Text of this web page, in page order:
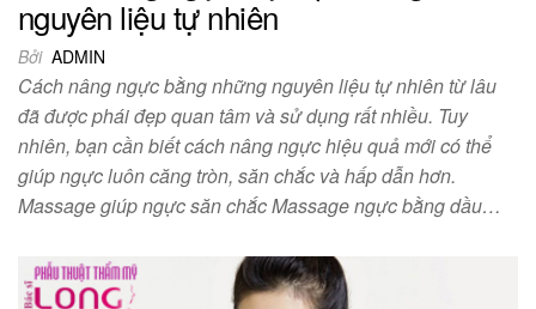
nguyên liệu tự nhiên
Bởi ADMIN
Cách nâng ngực bằng những nguyên liệu tự nhiên từ lâu
đã được phái đẹp quan tâm và sử dụng rất nhiều. Tuy
nhiên, bạn cần biết cách nâng ngực hiệu quả mới có thể
giúp ngực luôn căng tròn, săn chắc và hấp dẫn hơn.
Massage giúp ngực săn chắc Massage ngực bằng dầu…